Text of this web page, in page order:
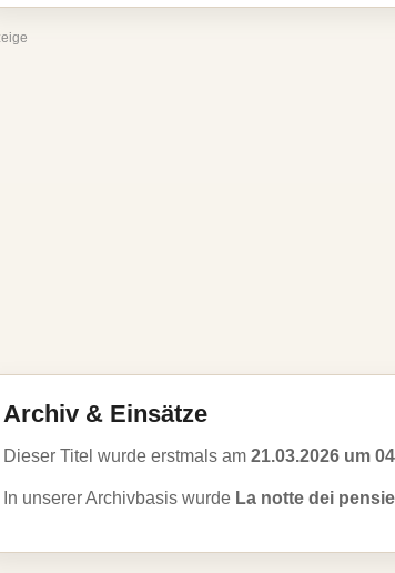
Archiv & Einsätze
Dieser Titel wurde erstmals am 21.03.2026 um
In unserer Archivbasis wurde La notte dei